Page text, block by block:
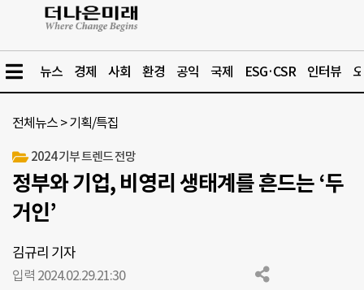
뉴스 경제 사회 환경 공익 국제 ESG·CSR 인터뷰
전체뉴스 >기획/특집
2024 기부 트렌드 전망
정부와 기업, 비영리 생태계를 흔드는 ‘두
거인’
김규리 기자
입력 2024.02.29.21:30